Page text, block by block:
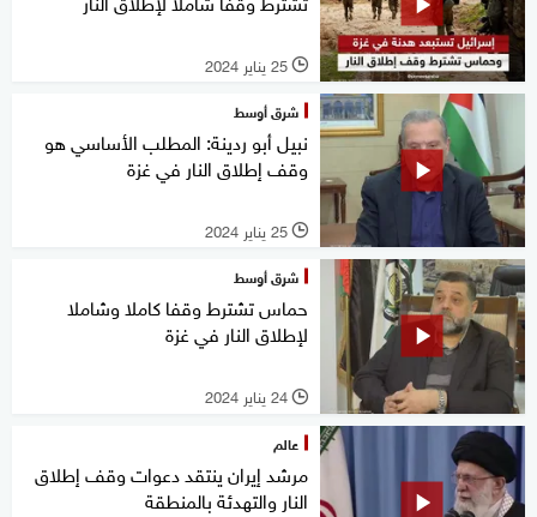
l 25 يناير 2024
شرق أوسط
نبيل أبو ردينة: المطلب الأساسي هو
وقف إطلاق النار في غزة
l 25 يناير 2024
شرق أوسط
حماس تشترط وقفا كاملا وشاملا
لإطلاق النار في غزة
l 24 يناير 2024
عالم
مرشد إيران ينتقد دعوات وقف إطلاق
النار والتهدئة بالمنطقة